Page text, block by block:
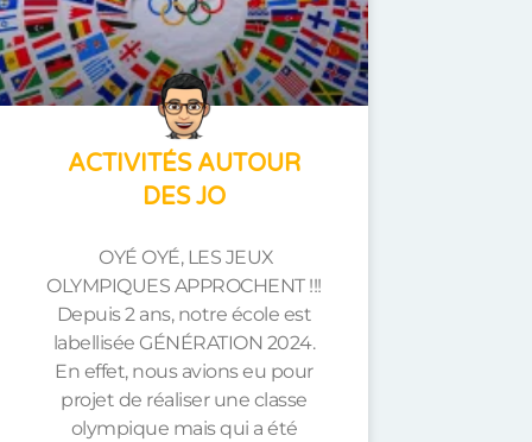
ACTIVITÉS AUTOUR
DES JO
OYÉ OYÉ, LES JEUX
OLYMPIQUES APPROCHENT !!!
Depuis 2 ans, notre école est
labellisée GÉNÉRATION 2024.
En effet, nous avions eu pour
projet de réaliser une classe
olympique mais qui a été